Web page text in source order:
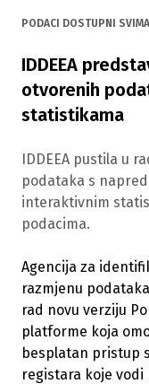
PODACI DOSTUPNI SVIMA
IDDEEA
otvorenih
statistikama
IDDEEA pustila u
podataka s
interaktivnim
podacima.
Agencija za
razmjenu
rad novu verziju
platforme koja
besplatan pristup
registara koje vodi